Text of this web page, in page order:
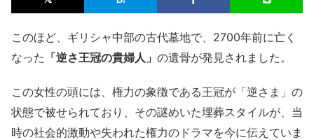
このほど、ギリシャ中部の古代墓地で、2700年前に亡く
なった 「逆さ王冠の貴婦人」 の遺骨が発見されました。
この女性の頭には、権力の象徴である王冠が「逆さま」の
状態で被せられており、その謎めいた埋葬スタイルが、当
時の社会的激動や失われた権力のドラマを今に伝えていま